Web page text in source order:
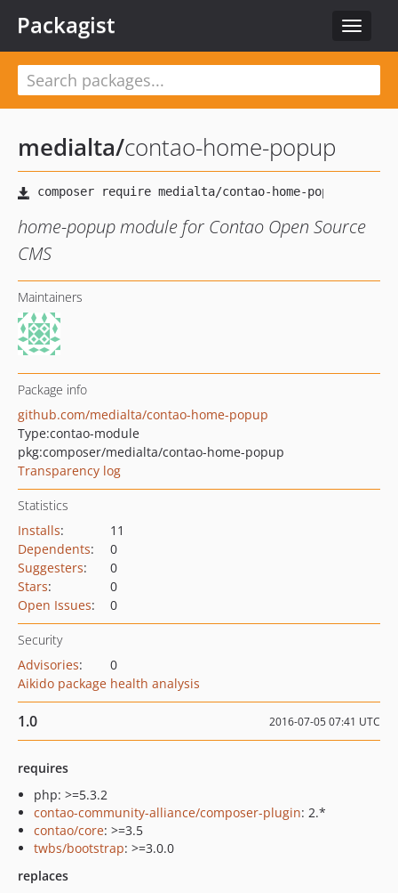
Toggle
Packagist
medialta/contao-home-popup
home-popup module for Contao Open Source
CMS
Maintainers
Package info
github.com/medialta/contao-home-popup
Type:contao-module
pkg:composer/medialta/contao-home-popup
Transparency log
Statistics
Installs:
11
Dependents:
0
Suggesters:
0
Stars:
0
Open Issues: 0
Security
Advisories:
0
Aikido package health analysis
1.0 2016-07-05 07:41 UTC
requires
php: >=5.3.2
contao-community-alliance/composer-plugin: 2.*
contao/core: >=3.5
twbs/bootstrap: >=3.0.0
replaces